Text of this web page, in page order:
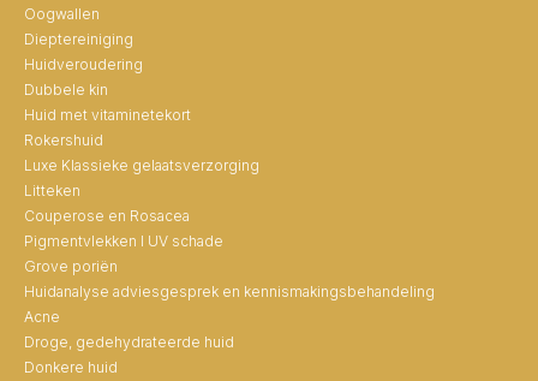
Oogwallen
Dieptereiniging
Huidveroudering
Dubbele kin
Huid met vitaminetekort
Rokershuid
Luxe Klassieke gelaatsverzorging
Litteken
Couperose en Rosacea
Pigmentvlekken I UV schade
Grove poriën
Huidanalyse adviesgesprek en kennismakingsbehandeling
Acne
Droge, gedehydrateerde huid
Donkere huid